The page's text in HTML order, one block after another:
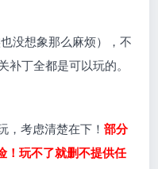
没想象那么麻烦），不
丁全都是可以玩的。
，考虑清楚在下！部分
！玩不了就删不提供任